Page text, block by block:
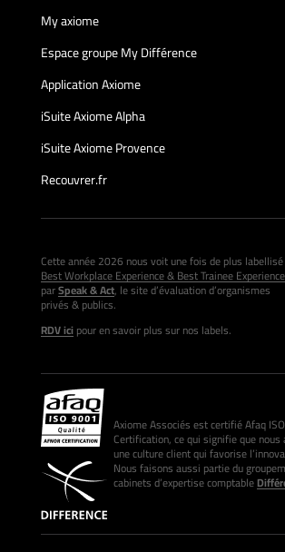
My axiome
Espace groupe My Différence
Application Axiome
iSuite Axiome Alpha
iSuite Axiome Provence
Recouvrer.fr
Cette année 2026 nous voit une fois de plus labellisé
Best Workplace Experience & Best Trainee Experience
parSpeak & Act, le site d’évaluation d’organismes
privés & publics.
RDV icipour en savoir plus sur nos labels.
Axiome Associés est certifié Afaq
Certification, ce qui signifie que
une culture client qui favorise
Nous faisons aussi partie du
cabinets d’expertise comptable